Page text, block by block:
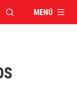
ABRIR VENTANA
MENÚ